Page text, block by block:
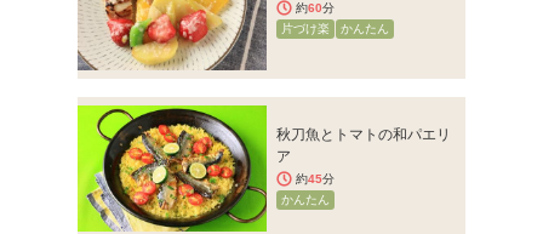
約60分
片づけ楽
かんたん
秋刀魚とトマトの和パエリ
ア
約45分
かんたん